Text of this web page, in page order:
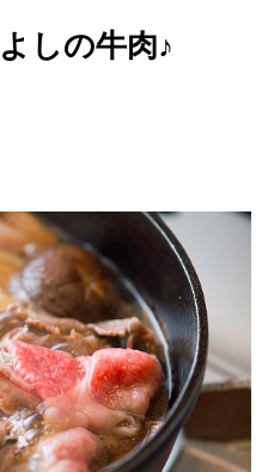
しの牛肉♪